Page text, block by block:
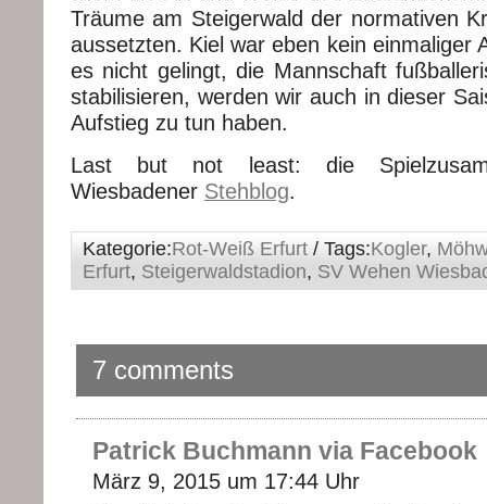
Träume am Steigerwald der normativen
aussetzten. Kiel war eben kein einmaliger
es nicht gelingt, die Mannschaft
stabilisieren, werden wir auch in dieser
Aufstieg zu tun haben.
Last but not least: die
Wiesbadener Stehblog.
Kategorie:Rot-Weiß Erfurt / Tags:Kogler,
Erfurt, Steigerwaldstadion, SV Wehen
7 comments
Patrick Buchmann via Facebook
März 9, 2015 um 17:44 Uhr